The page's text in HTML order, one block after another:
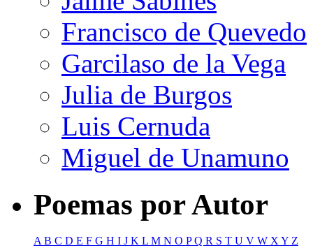
Francisco de Quevedo
Garcilaso de la Vega
Julia de Burgos
Luis Cernuda
Miguel de Unamuno
Poemas por Autor
AB C D E F G H I J K L M N O PQ R S T U V W XY Z